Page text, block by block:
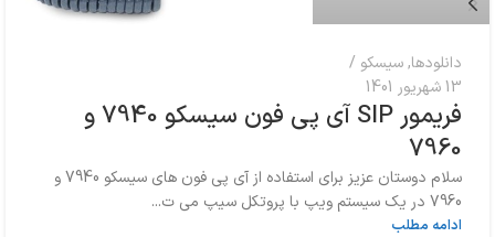
دانلودها,سیسکو
13 شهریور 1401
فریمور SIP آی پی فون سیسکو 7940 و
7960
سلام دوستان عزیز برای استفاده از آی پی فون های سیسکو 7940 و
7960 در یک سیستم ویپ با پروتکل سیپ می ت...
ادامه مطلب